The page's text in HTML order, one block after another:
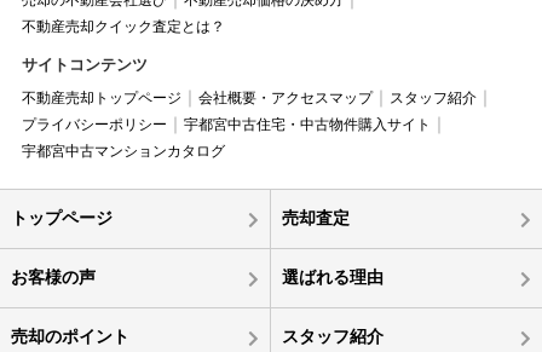
不動産売却クイック査定とは？
サイトコンテンツ
不動産売却トップページ 会社概要・アクセスマップ
スタッフ紹介
プライバシーポリシー
宇都宮中古住宅・中古物件購入サイト
宇都宮中古マンションカタログ
トップページ 売却査定
お客様の声 選ばれる理由
売却のポイント スタッフ紹介